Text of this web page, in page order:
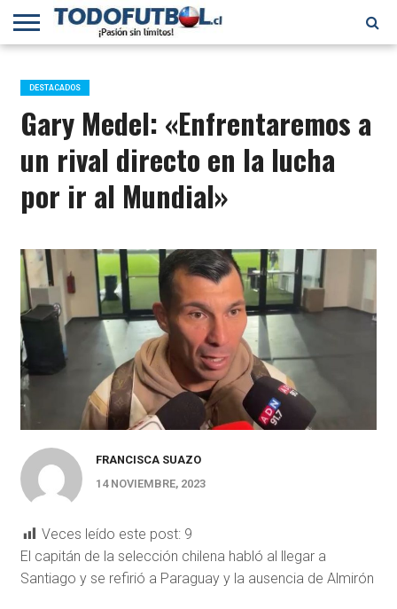
PRIMERA
B
SELECCIÓN
CHILENA
CHILENOS
EN EL
MUNDO
FÚTBOL
INTERNACIONAL
DESTACADOS
Gary Medel: «Enfrentaremos a
un rival directo en la lucha
por ir al Mundial»
FRANCISCA SUAZO
14 NOVIEMBRE, 2023
Veces leído este post: 9
El capitán de la selección chilena habló al llegar a
Santiago y se refirió a Paraguay y la ausencia de Almirón